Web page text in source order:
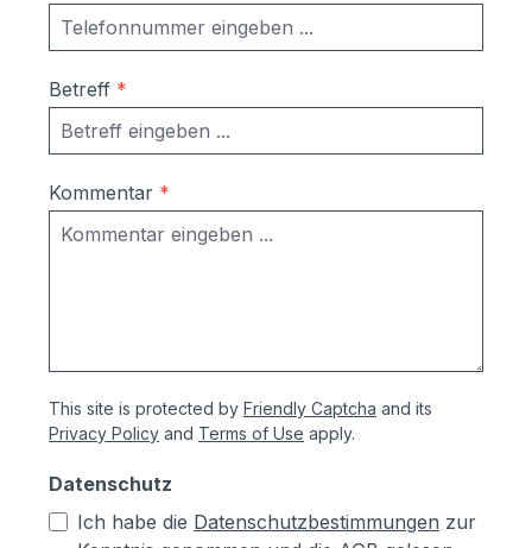
Betreff *
Kommentar *
This site is protected by Friendly Captcha and its
Privacy Policy and Terms of Use apply.
Datenschutz
Ich habe die Datenschutzbestimmungen zur